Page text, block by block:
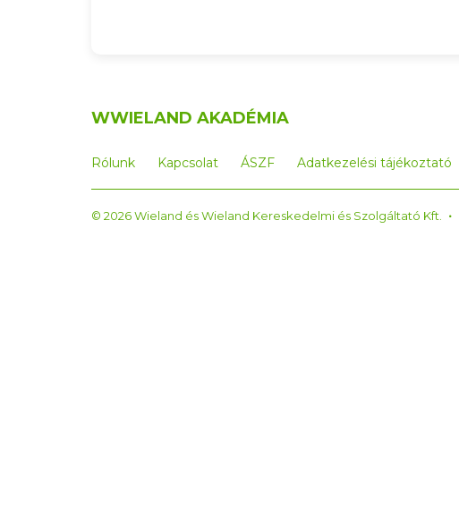
WWIELAND AKADÉMIA
Rólunk Kapcsolat ÁSZF Adatkezelési tájékoztató
© 2026 Wieland és Wieland Kereskedelmi és Szolgáltató Kft.